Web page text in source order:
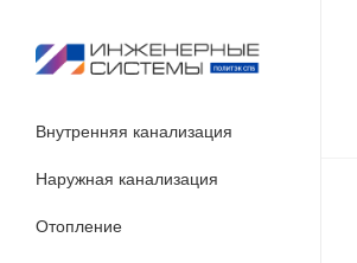
Внутренняя канализация
Наружная канализация
Отопление